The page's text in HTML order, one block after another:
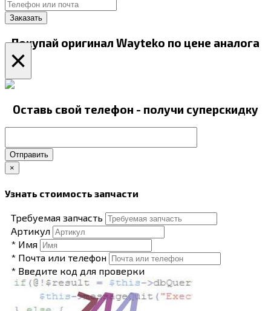
Покупай оригинал Wayteko по цене аналога
×
Оставь свой телефон - получи суперскидку
Отправить
×
Узнать стоимость запчасти
Требуемая запчасть
Артикул
* Имя
* Почта или телефон
* Введите код для проверки